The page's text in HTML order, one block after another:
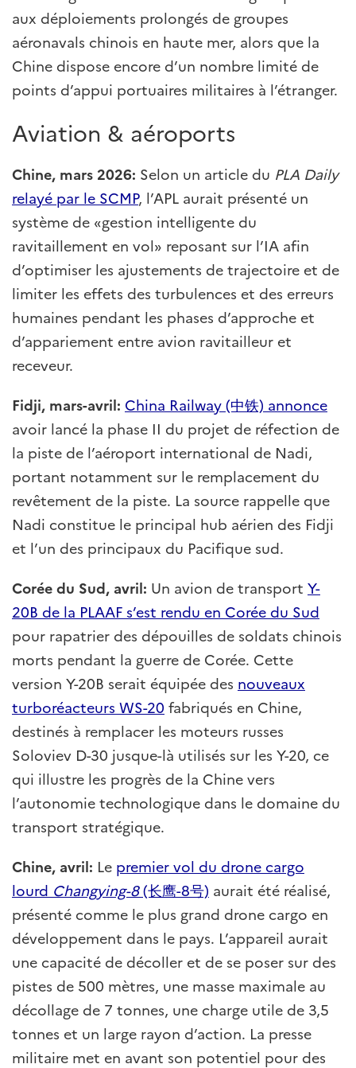
aux déploiements prolongés de groupes
aéronavals chinois en haute mer, alors que la
Chine dispose encore d’un nombre limité de
points d’appui portuaires militaires à l’étranger.
Aviation & aéroports
Chine, mars 2026: Selon un article du PLA Daily
relayé par le SCMP, l’APL aurait présenté un
système de «gestion intelligente du
ravitaillement en vol» reposant sur l’IA afin
d’optimiser les ajustements de trajectoire et de
limiter les effets des turbulences et des erreurs
humaines pendant les phases d’approche et
d’appariement entre avion ravitailleur et
receveur.
Fidji, mars-avril: China Railway (中铁) annonce
avoir lancé la phase II du projet de réfection de
la piste de l’aéroport international de Nadi,
portant notamment sur le remplacement du
revêtement de la piste. La source rappelle que
Nadi constitue le principal hub aérien des Fidji
et l’un des principaux du Pacifique sud.
Corée du Sud, avril: Un avion de transport Y-
20B de la PLAAF s’est rendu en Corée du Sud
pour rapatrier des dépouilles de soldats chinois
morts pendant la guerre de Corée. Cette
version Y-20B serait équipée des nouveaux
turboréacteurs WS-20 fabriqués en Chine,
destinés à remplacer les moteurs russes
Soloviev D-30 jusque-là utilisés sur les Y-20, ce
qui illustre les progrès de la Chine vers
l’autonomie technologique dans le domaine du
transport stratégique.
Chine, avril: Le premier vol du drone cargo
lourd Changying-8(长鹰-8号) aurait été réalisé,
présenté comme le plus grand drone cargo en
développement dans le pays. L’appareil aurait
une capacité de décoller et de se poser sur des
pistes de 500 mètres, une masse maximale au
décollage de 7 tonnes, une charge utile de 3,5
tonnes et un large rayon d’action. La presse
militaire met en avant son potentiel pour des